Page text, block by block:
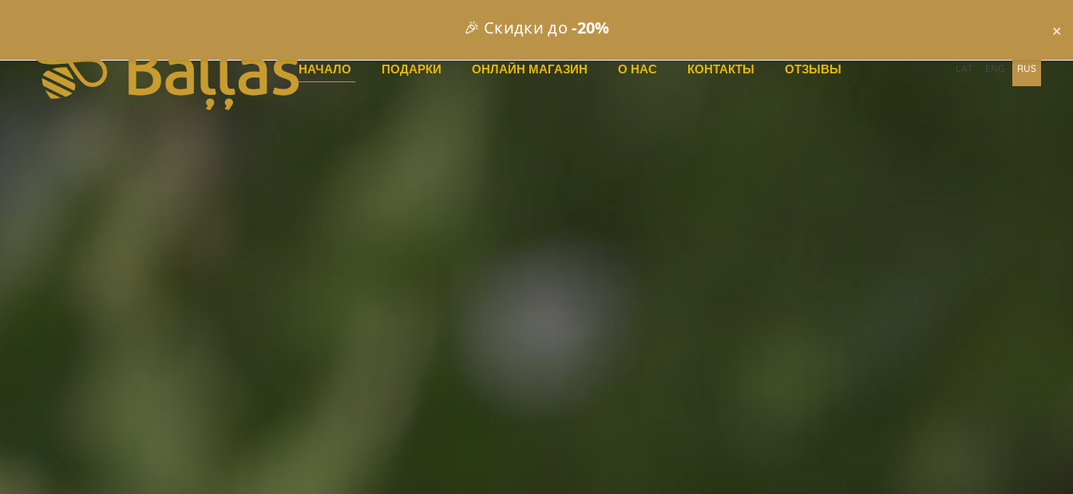
🚚 Бесплатная доставкаот €49 ×
НАЧАЛО ПОДАРКИ ОНЛАЙН МАГАЗИН О НАС КОНТАКТЫ ОТЗЫВЫ LAT ENG RUS